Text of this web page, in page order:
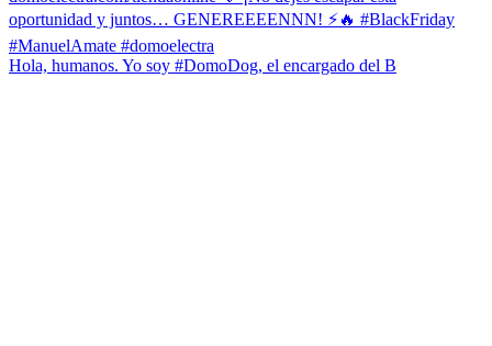
Hola, humanos. Yo soy #DomoDog, el encargado del B